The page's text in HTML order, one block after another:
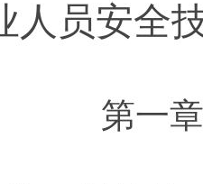
人员安全
第一章